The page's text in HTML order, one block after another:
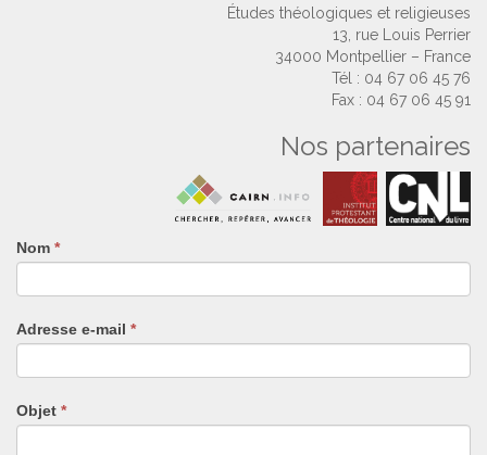
Études théologiques et religieuses
13, rue Louis Perrier
34000 Montpellier – France
Tél : 04 67 06 45 76
Fax : 04 67 06 45 91
Nos partenaires
Nom *
Adresse e-mail *
Objet *
Si
vous
êtes
humain,
remplissez
ce